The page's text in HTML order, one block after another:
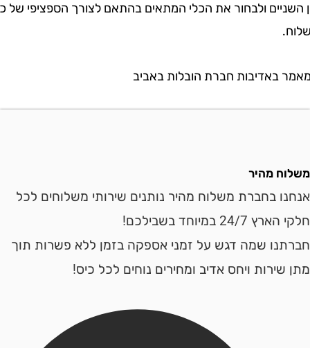
ולבחור את הכלי המתאים בהתאם לצורך הספציפי של כל
חברת הובלות באביב
מהיר
בחברת משלוח מהיר נותנים שירותי משלוחים לכל
במיוחד בשבילכם!
שמה דגש על זמני אספקה בזמן ללא פשרות תוך
ויחס אדיב ומחירים נוחים לכל כיס!